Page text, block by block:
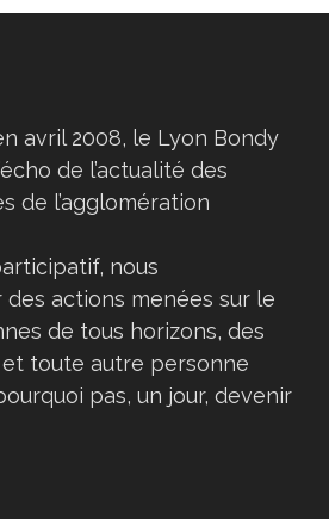
avril 2008, le Lyon Bondy
de l’actualité des
de l’agglomération
nous
actions menées sur le
de tous horizons, des
toute autre personne
pas, un jour, devenir